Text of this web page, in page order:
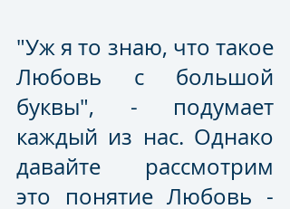
"Уж я то знаю, что такое
Любовь с большой
буквы", - подумает
каждый из нас. Однако
давайте рассмотрим